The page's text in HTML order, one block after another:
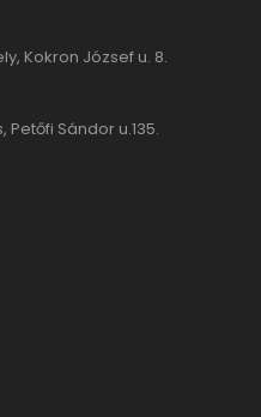
Kokron József u. 8.
Petőfi Sándor u.135.